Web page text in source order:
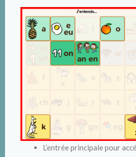
L’entrée principale pour